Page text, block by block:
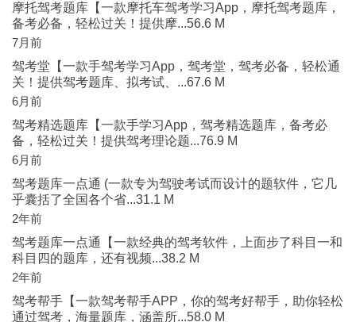
摩托驾考题库【一款摩托车驾考学习App，摩托驾考题库，
备考必备，轻松过关！提供摩...56.6 M
7月前
驾考堂【一款手驾考学习App，驾考堂，驾考必备，轻松通
关！提供驾考题库、拟考试、...67.6 M
6月前
驾考精选题库【一款手学习App，驾考精选题库，备考必
备，轻松过关！提供驾考理论题...76.9 M
6月前
驾考题库一点通 (一款专为驾驶考试而设计的题软件，它几
乎囊括了全国各个省...31.1 M
2年前
驾考题库一点通【一款经典的驾考软件，上面步了科目一和
科目四的题库，还有视频...38.2 M
2年前
驾考帮手【一款驾考帮手APP，你的驾考好帮手，助你轻松
通过驾考，海量题库，涵盖所...58.0 M